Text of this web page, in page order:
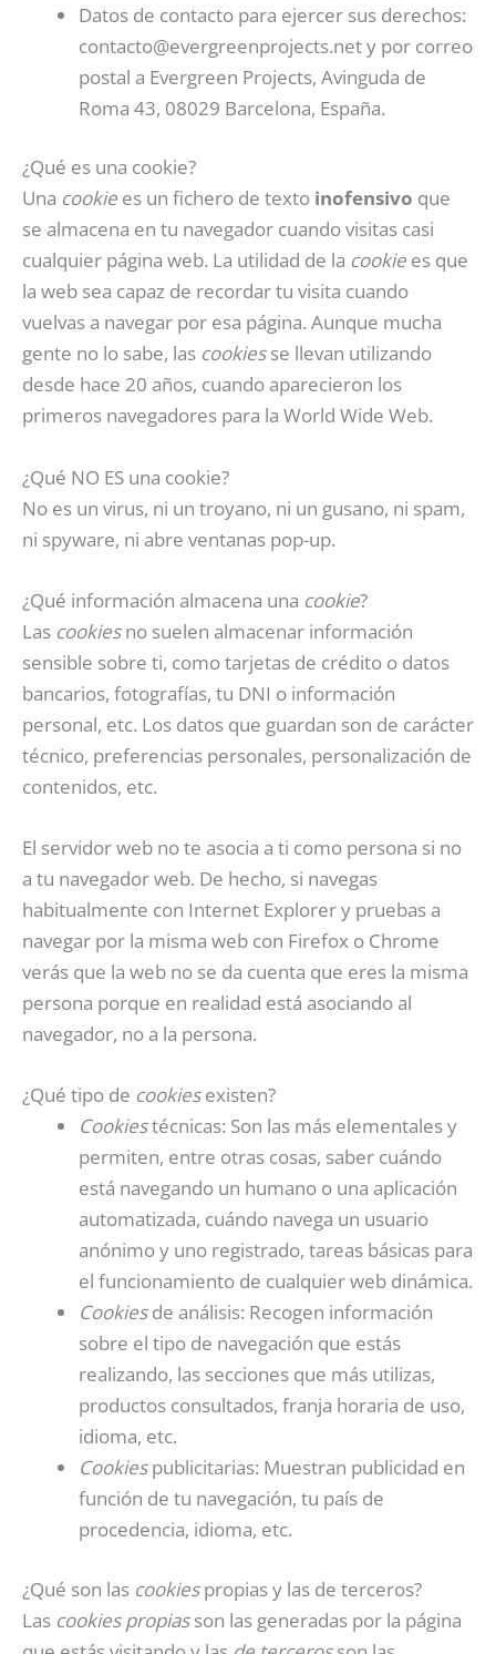
Datos de contacto para ejercer sus derechos:
contacto@evergreenprojects.net y por correo
postal a Evergreen Projects, Avinguda de
Roma 43, 08029 Barcelona, España.
¿Qué es una cookie?
Una cookie es un fichero de texto inofensivo que
se almacena en tu navegador cuando visitas casi
cualquier página web. La utilidad de la cookie es que
la web sea capaz de recordar tu visita cuando
vuelvas a navegar por esa página. Aunque mucha
gente no lo sabe, las cookiesse llevan utilizando
desde hace 20 años, cuando aparecieron los
primeros navegadores para la World Wide Web.
¿Qué NO ES una cookie?
No es un virus, ni un troyano, ni un gusano, ni spam,
ni spyware, ni abre ventanas pop-up.
¿Qué información almacena una cookie?
Las cookiesno suelen almacenar información
sensible sobre ti, como tarjetas de crédito o datos
bancarios, fotografías, tu DNI o información
personal, etc. Los datos que guardan son de carácter
técnico, preferencias personales, personalización de
contenidos, etc.
El servidor web no te asocia a ti como persona si no
a tu navegador web. De hecho, si navegas
habitualmente con Internet Explorer y pruebas a
navegar por la misma web con Firefox o Chrome
verás que la web no se da cuenta que eres la misma
persona porque en realidad está asociando al
navegador, no a la persona.
¿Qué tipo de cookiesexisten?
Cookiestécnicas: Son las más elementales y
permiten, entre otras cosas, saber cuándo
está navegando un humano o una aplicación
automatizada, cuándo navega un usuario
anónimo y uno registrado, tareas básicas para
el funcionamiento de cualquier web dinámica.
Cookiesde análisis: Recogen información
sobre el tipo de navegación que estás
realizando, las secciones que más utilizas,
productos consultados, franja horaria de uso,
idioma, etc.
Cookiespublicitarias: Muestran publicidad en
función de tu navegación, tu país de
procedencia, idioma, etc.
¿Qué son las cookiespropias y las de terceros?
Las cookies propiasson las generadas por la página